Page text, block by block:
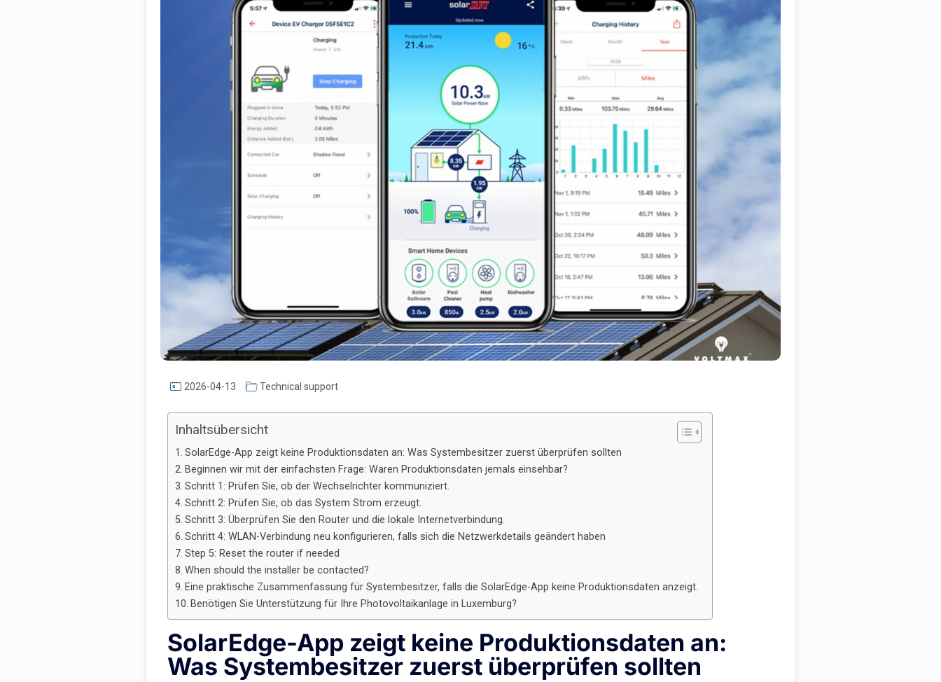
2026-04-13 Technical support
Inhaltsübersicht
SolarEdge-App zeigt keine Produktionsdaten an: Was Systembesitzer zuerst überprüfen sollten
Beginnen wir mit der einfachsten Frage: Waren Produktionsdaten jemals einsehbar?
Schritt 1: Prüfen Sie, ob der Wechselrichter kommuniziert.
Schritt 2: Prüfen Sie, ob das System Strom erzeugt.
Schritt 3: Überprüfen Sie den Router und die lokale Internetverbindung.
Schritt 4: WLAN-Verbindung neu konfigurieren, falls sich die Netzwerkdetails geändert haben
Step 5: Reset the router if needed
When should the installer be contacted?
Eine praktische Zusammenfassung für Systembesitzer, falls die SolarEdge-App keine Produktionsdaten anzeigt.
Benötigen Sie Unterstützung für Ihre Photovoltaikanlage in Luxemburg?
SolarEdge-App zeigt keine Produktionsdaten an:
Was Systembesitzer zuerst überprüfen sollten